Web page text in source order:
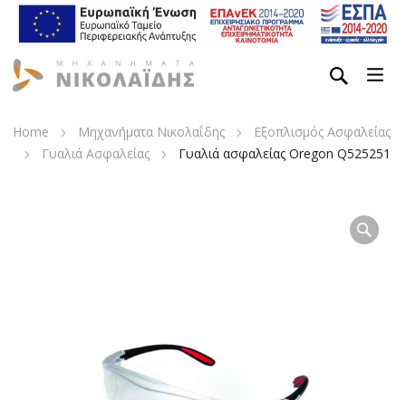
Home Μηχανήματα Νικολαΐδης
Εξοπλισμός Ασφαλείας
Γυαλιά Ασφαλείας
Γυαλιά ασφαλείας Oregon Q525251